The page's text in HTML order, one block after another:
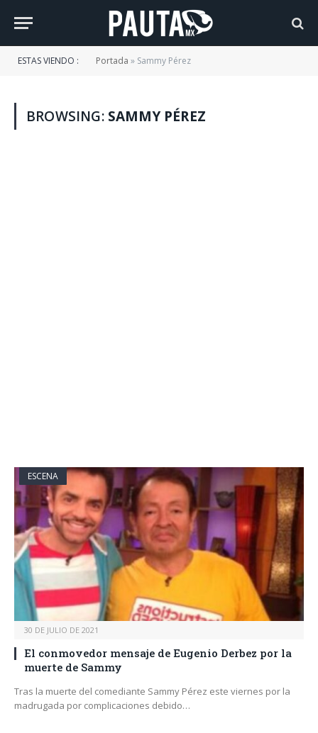
ESTAS VIENDO : Portada » Sammy Pérez
BROWSING: SAMMY PÉREZ
ESCENA
30 DE JULIO DE 2021
El conmovedor mensaje de Eugenio Derbez por la
muerte de Sammy
Tras la muerte del comediante Sammy Pérez este viernes por la
madrugada por complicaciones debido…